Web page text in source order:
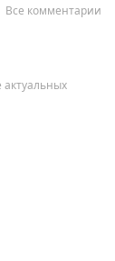
Все комментарии